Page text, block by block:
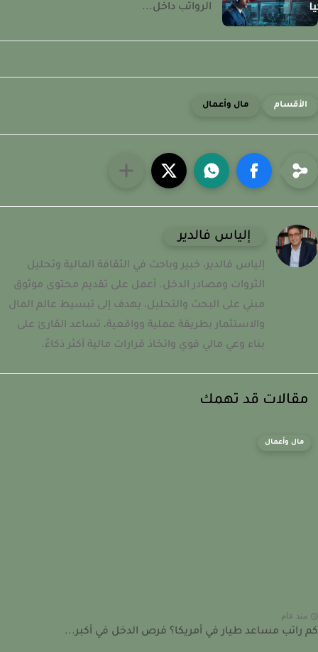
الرواتب داخل...
مال وأعمال
إلياس فالدير
إلياس فالدير، خبير وباحث في الثقافة المالية وتحليل
الثروات ومصادر الدخل. أعمل على تقديم محتوى موثوق
مبني على البحث والتحليل، يهدف إلى تبسيط عالم المال
والاستثمار بطريقة عملية وواقعية، تساعد القارئ على
بناء وعي مالي قوي واتخاذ قرارات مالية أكثر ذكاءً.
قد تهمك
مال وأعمال
عام
مساعد طيار في أمريكا؟ فرص الدخل في أكبر...